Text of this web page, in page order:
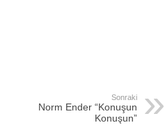
Sonraki
Norm Ender “Konuşun
Konuşun”